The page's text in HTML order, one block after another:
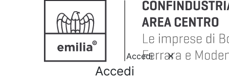
Accedi
Accedi